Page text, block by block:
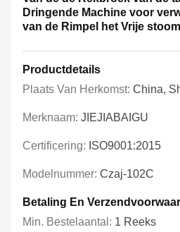
Dringende Machine voor
van de Rimpel het Vrije stoom
Productdetails
Plaats Van Herkomst: China,
Merknaam: JIEJIABAIGU
Certificering: ISO9001:2015
Modelnummer: Czaj-102C
Betaling En
Min. Bestelaantal: 1 Reeks